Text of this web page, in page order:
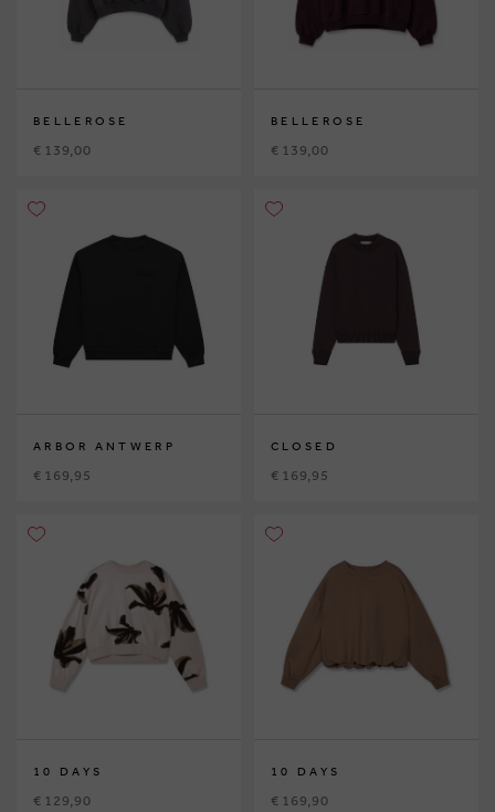
BELLEROSE
€ 139,00
BELLEROSE
€ 139,00
ARBOR ANTWERP
€ 169,95
CLOSED
€ 169,95
10 DAYS
€ 129,90
10 DAYS
€ 169,90